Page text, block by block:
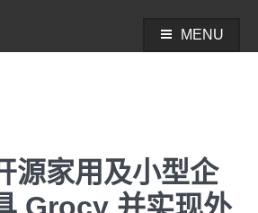
路由侠
MENU
源家用及小型企
Grocy 并实现外